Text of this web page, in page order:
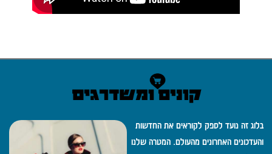
בלוג זה נועד לספק לקוראים את החדשות
והעדכונים האחרונים מהעולם. המטרה שלנו